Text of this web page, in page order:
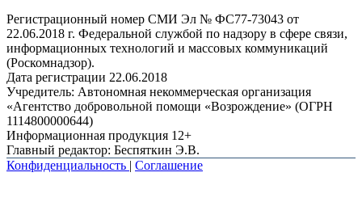
Регистрационный номер СМИ Эл № ФС77-73043 от
22.06.2018 г. Федеральной службой по надзору в сфере связи,
информационных технологий и массовых коммуникаций
(Роскомнадзор).
Дата регистрации 22.06.2018
Учредитель: Автономная некоммерческая организация
«Агентство добровольной помощи «Возрождение» (ОГРН
1114800000644)
Информационная продукция 12+
Главный редактор: Беспяткин Э.В.
Конфиденциальность | Соглашение